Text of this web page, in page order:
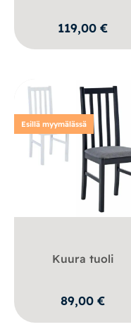
119,00€
Esillä myymälässä
Kuura tuoli
89,00€